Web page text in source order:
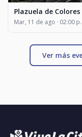
Plazuela de Colores
Mar, 11 de ago · 02:00
Ver más